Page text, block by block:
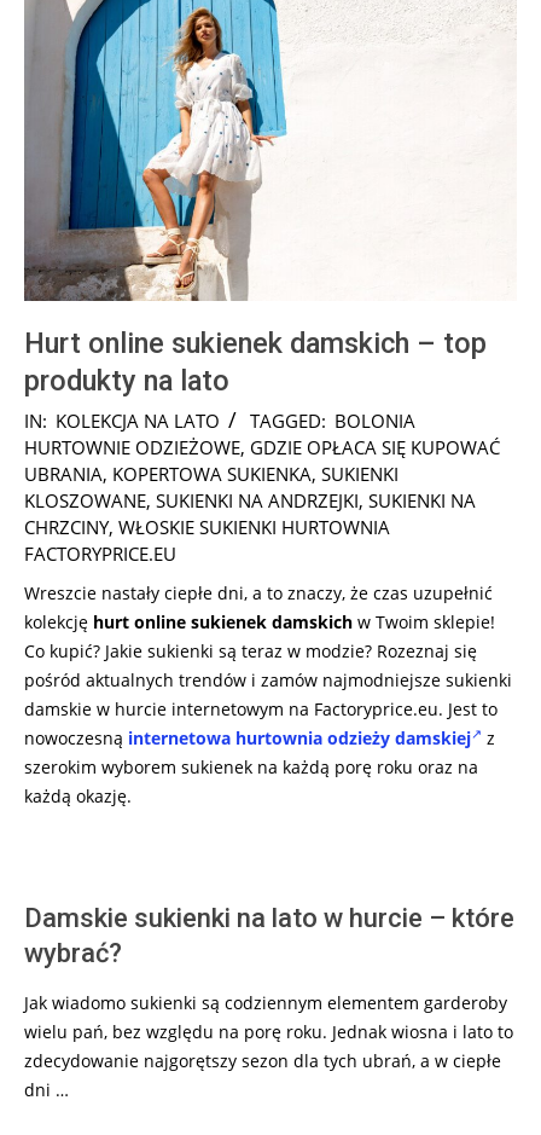
Hurt online sukienek damskich – top
produkty na lato
2025-
07-
07
IN: KOLEKCJA NA LATO TAGGED: BOLONIA
HURTOWNIE ODZIEŻOWE, GDZIE OPŁACA SIĘ KUPOWAĆ
UBRANIA, KOPERTOWA SUKIENKA, SUKIENKI
KLOSZOWANE, SUKIENKI NA ANDRZEJKI, SUKIENKI NA
CHRZCINY, WŁOSKIE SUKIENKI HURTOWNIA
FACTORYPRICE.EU
Wreszcie nastały ciepłe dni, a to znaczy, że czas uzupełnić
kolekcję hurt online sukienek damskich w Twoim sklepie!
Co kupić? Jakie sukienki są teraz w modzie? Rozeznaj się
pośród aktualnych trendów i zamów najmodniejsze sukienki
damskie w hurcie internetowym na Factoryprice.eu. Jest to
nowoczesną internetowa hurtownia odzieży damskiej
z
szerokim wyborem sukienek na każdą porę roku oraz na
każdą okazję.
Damskie sukienki na lato w hurcie – które
wybrać?
Jak wiadomo sukienki są codziennym elementem garderoby
wielu pań, bez względu na porę roku. Jednak wiosna i lato to
zdecydowanie najgorętszy sezon dla tych ubrań, a w ciepłe
dni …